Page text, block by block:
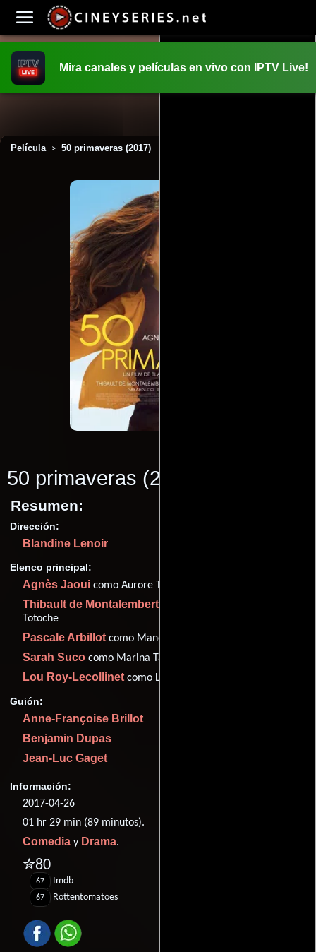
Mira canales y películas en vivo con IPTV Live!
Película > 50 primaveras (2017)
50 primaveras (2017)
Resumen:
Dirección:
Blandine Lenoir
Elenco principal:
Agnès Jaoui como Aurore Tabort, née Plou
Thibault de Montalembert
Totoche
Pascale Arbillotcomo Mano
Sarah Suco como Marina Tabort
Lou Roy-Lecollinetcomo Lucie Tabort
Guión:
Anne-Françoise Brillot
Benjamin Dupas
Jean-Luc Gaget
Información:
2017-04-26
01 hr 29 min (89 minutos).
Comedia y Drama.
✮80
67 Imdb
67 Rottentomatoes